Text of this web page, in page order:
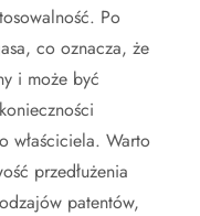
Po
co oznacza, że
i może być
właściciela. Warto
przedłużenia
patentów,